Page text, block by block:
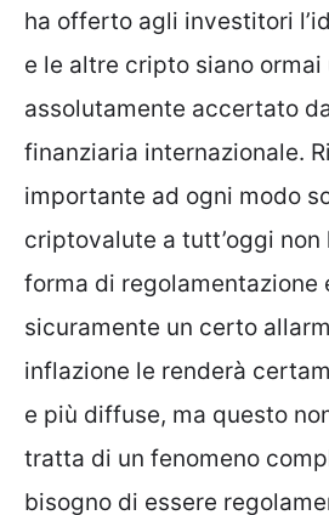
ha offerto agli investitori
e le altre cripto siano ormai
assolutamente accertato
finanziaria internazionale.
importante ad ogni modo
criptovalute a tutt’oggi non
forma di regolamentazione
sicuramente un certo
inflazione le renderà
e più diffuse, ma questo
tratta di un fenomeno
bisogno di essere